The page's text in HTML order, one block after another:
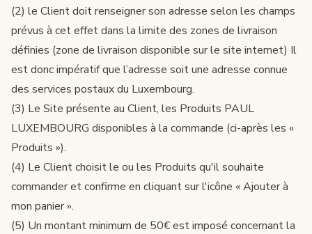
(2) le Client doit renseigner son adresse selon les champs
prévus à cet effet dans la limite des zones de livraison
définies (zone de livraison disponible sur le site internet) Il
est donc impératif que l’adresse soit une adresse connue
des services postaux du Luxembourg.
(3) Le Site présente au Client, les Produits PAUL
LUXEMBOURG disponibles à la commande (ci-après les «
Produits »).
(4) Le Client choisit le ou les Produits qu'il souhaite
commander et confirme en cliquant sur l'icône « Ajouter à
mon panier ».
(5) Un montant minimum de 50€ est imposé concernant la